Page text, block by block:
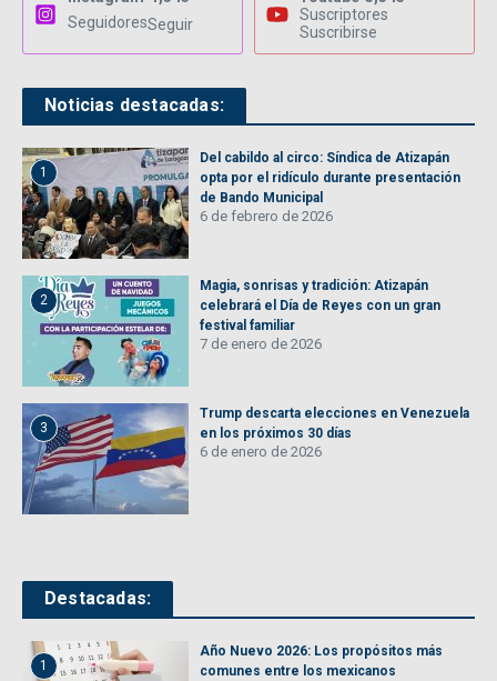
SeguidoresSeguir
Suscriptores
Suscribirse
Noticias destacadas:
1
Del cabildo al circo: Síndica de Atizapán
opta por el ridículo durante presentación
de Bando Municipal
6 de febrero de 2026
2
Magia, sonrisas y tradición: Atizapán
celebrará el Día de Reyes con un gran
festival familiar
7 de enero de 2026
3
Trump descarta elecciones en Venezuela
en los próximos 30 días
6 de enero de 2026
Destacadas:
1
Año Nuevo 2026: Los propósitos más
comunes entre los mexicanos